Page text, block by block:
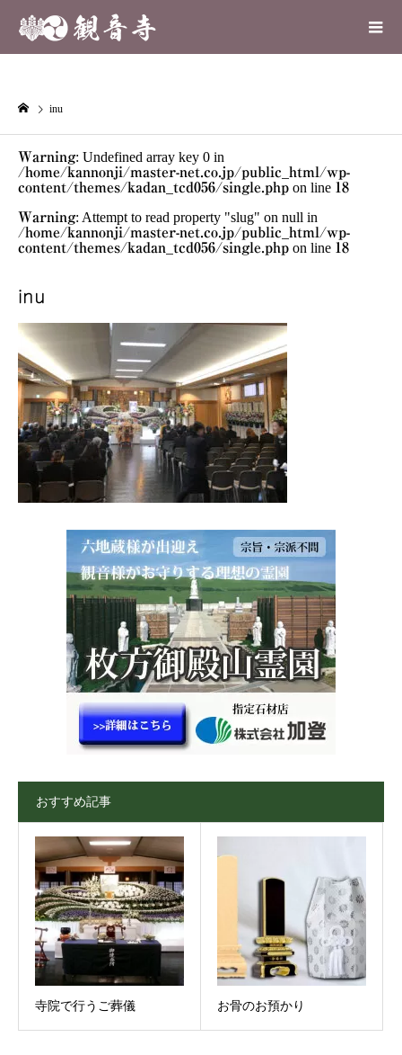
inu
Warning: Undefined array key 0 in
/home/kannonji/master-net.co.jp/public_html/wp-
content/themes/kadan_tcd056/single.php on line 18
Warning: Attempt to read property "slug" on null in
/home/kannonji/master-net.co.jp/public_html/wp-
content/themes/kadan_tcd056/single.php on line 18
inu
おすすめ記事
寺院で行うご葬儀 お骨のお預かり